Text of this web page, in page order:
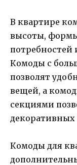
В квартире
высоты, формы
потребностей
Комоды с
позволят
вещей, а
секциями
декоративных
Комоды для